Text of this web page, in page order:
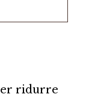
ridurre